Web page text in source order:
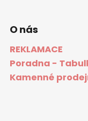
O nás
REKLAMACE
Poradna -
Kamenné